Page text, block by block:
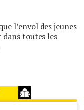
l’envol des jeunes
dans toutes les